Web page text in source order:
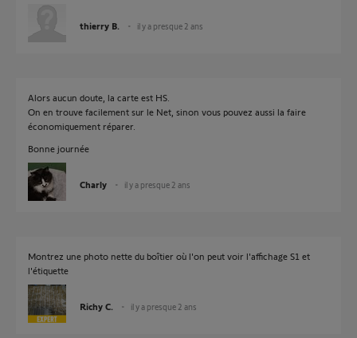
thierry B. il y a presque 2 ans
Alors aucun doute, la carte est HS.
On en trouve facilement sur le Net, sinon vous pouvez aussi la faire
économiquement réparer.
Bonne journée
Charly il y a presque 2 ans
Montrez une photo nette du boîtier où l'on peut voir l'affichage S1 et
l'étiquette
Richy C. il y a presque 2 ans